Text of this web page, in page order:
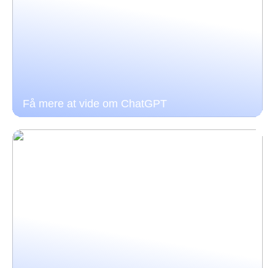
Få mere at vide om ChatGPT